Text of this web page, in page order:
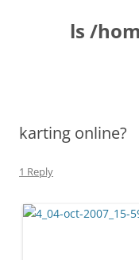
ls /
karting online?
1 Reply